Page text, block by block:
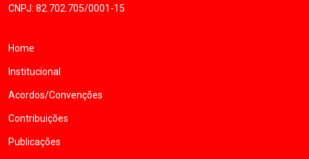
CNPJ: 82.702.705/0001-15
Home
Institucional
Acordos/Convenções
Contribuições
Publicações